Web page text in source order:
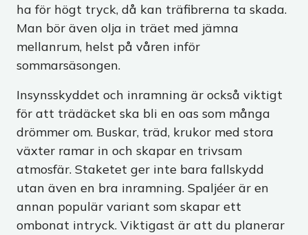
ha för högt tryck, då kan träfibrerna ta skada.
Man bör även olja in träet med jämna
mellanrum, helst på våren inför
sommarsäsongen.
Insynsskyddet och inramning är också viktigt
för att trädäcket ska bli en oas som många
drömmer om. Buskar, träd, krukor med stora
växter ramar in och skapar en trivsam
atmosfär. Staketet ger inte bara fallskydd
utan även en bra inramning. Spaljéer är en
annan populär variant som skapar ett
ombonat intryck. Viktigast är att du planerar